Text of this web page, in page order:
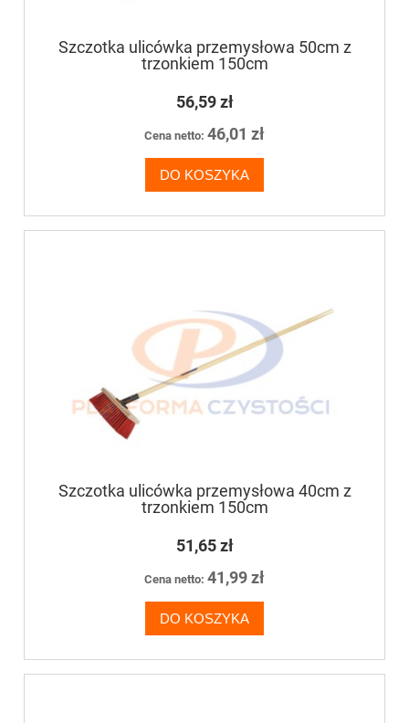
Szczotka ulicówka przemysłowa 50cm z
trzonkiem 150cm
56,59 zł
Cena netto: 46,01 zł
DO KOSZYKA
Szczotka ulicówka przemysłowa 40cm z
trzonkiem 150cm
51,65 zł
Cena netto: 41,99 zł
DO KOSZYKA